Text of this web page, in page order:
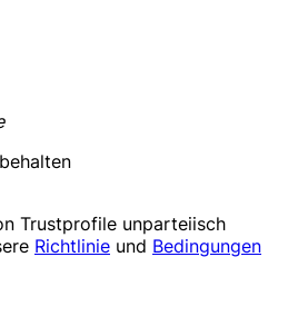
Trustprofile unparteiisch
Richtlinie und Bedingungen